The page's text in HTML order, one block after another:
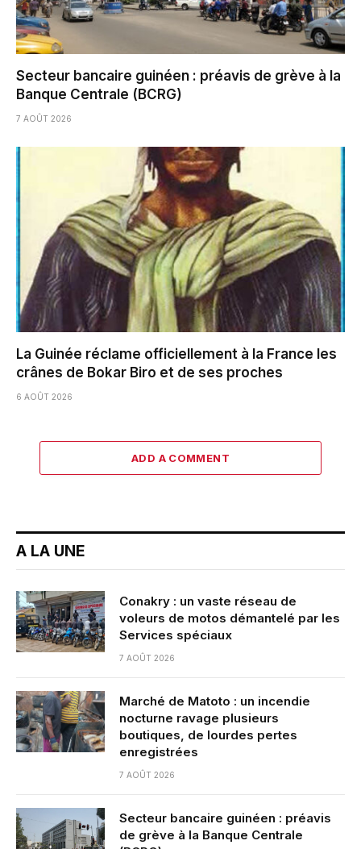
Secteur bancaire guinéen : préavis de grève à la
Banque Centrale (BCRG)
7 AOÛT 2026
La Guinée réclame officiellement à la France les
crânes de Bokar Biro et de ses proches
6 AOÛT 2026
ADD A COMMENT
A LA UNE
Conakry : un vaste réseau de
voleurs de motos démantelé par les
Services spéciaux
7 AOÛT 2026
Marché de Matoto : un incendie
nocturne ravage plusieurs
boutiques, de lourdes pertes
enregistrées
7 AOÛT 2026
Secteur bancaire guinéen : préavis
de grève à la Banque Centrale